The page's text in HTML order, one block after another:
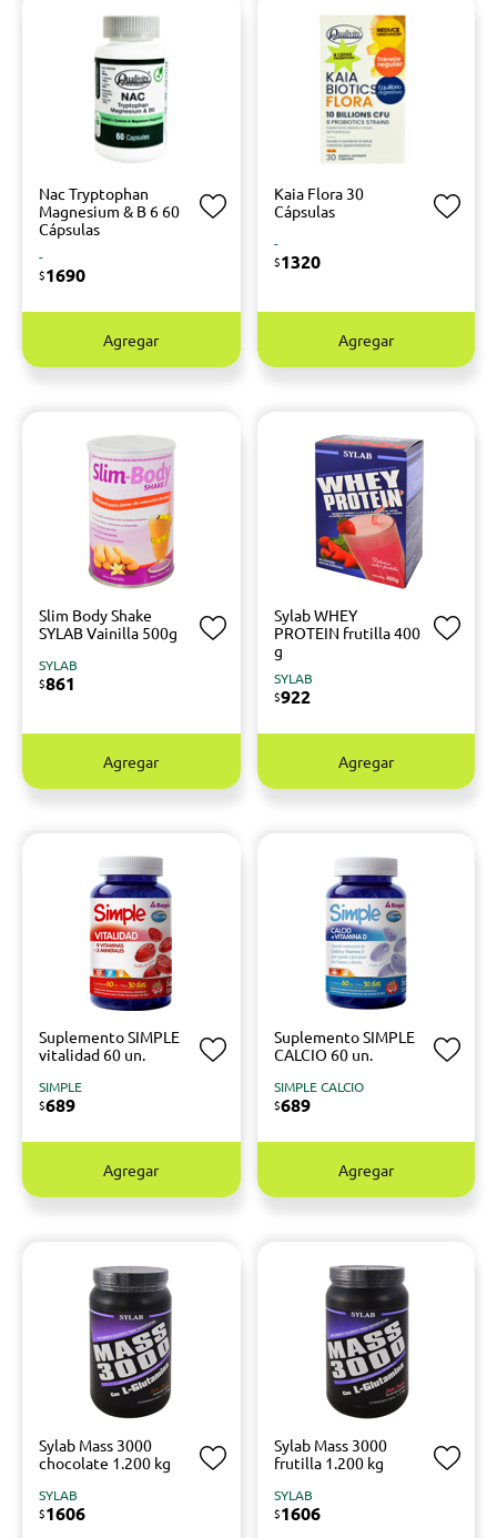
Nac Tryptophan
Magnesium & B 6 60
Cápsulas
-
$1690
Agregar
Kaia Flora 30
Cápsulas
-
$1320
Agregar
Slim Body Shake
SYLAB Vainilla 500g
SYLAB
$861
Agregar
Sylab WHEY
PROTEIN frutilla 400
g
SYLAB
$922
Agregar
Suplemento SIMPLE
vitalidad 60 un.
SIMPLE
$689
Agregar
Suplemento SIMPLE
CALCIO 60 un.
SIMPLE CALCIO
$689
Agregar
Sylab Mass 3000
chocolate 1.200 kg
SYLAB
$1606
Sylab Mass 3000
frutilla 1.200 kg
SYLAB
$1606